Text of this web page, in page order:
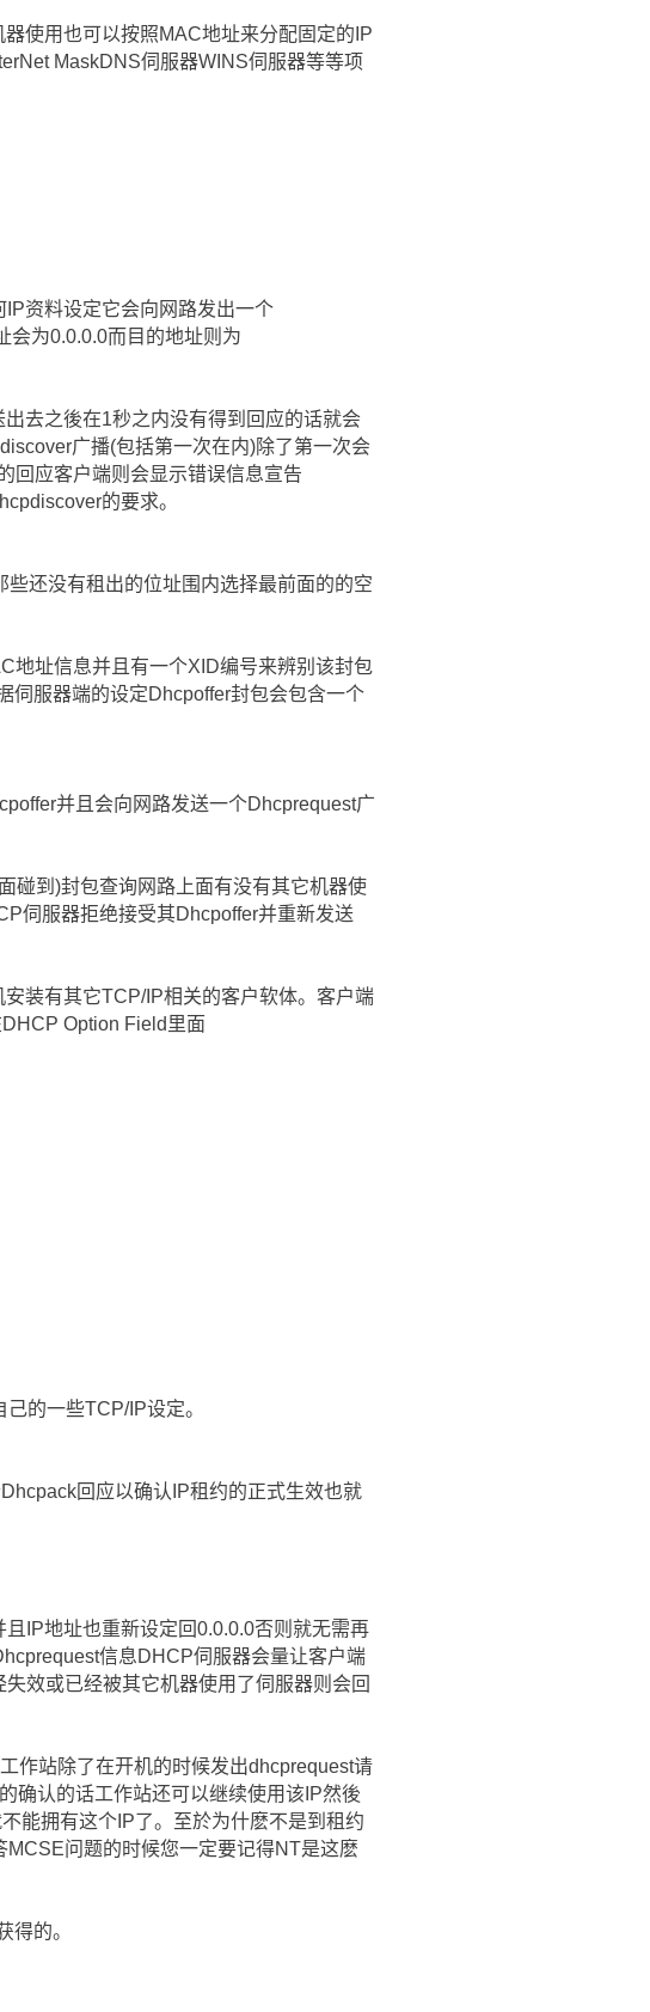
使用也可以按照MAC地址来分配固定的IP
MaskDNS伺服器WINS伺服器等等项
资料设定它会向网路发出一个
会为0.0.0.0而目的地址则为
去之後在1秒之内没有得到回应的话就会
广播(包括第一次在内)除了第一次会
回应客户端则会显示错误信息宣告
的要求。
还没有租出的位址围内选择最前面的的空
地址信息并且有一个XID编号来辨别该封包
伺服器端的设定Dhcpoffer封包会包含一个
并且会向网路发送一个Dhcprequest广
碰到)封包查询网路上面有没有其它机器使
伺服器拒绝接受其Dhcpoffer并重新发送
装有其它TCP/IP相关的客户软体。客户端
Option Field里面
的一些TCP/IP设定。
回应以确认IP租约的正式生效也就
IP地址也重新设定回0.0.0.0否则就无需再
信息DHCP伺服器会量让客户端
效或已经被其它机器使用了伺服器则会回
作站除了在开机的时候发出dhcprequest请
确认的话工作站还可以继续使用该IP然後
能拥有这个IP了。至於为什麽不是到租约
问题的时候您一定要记得NT是这麽
得的。